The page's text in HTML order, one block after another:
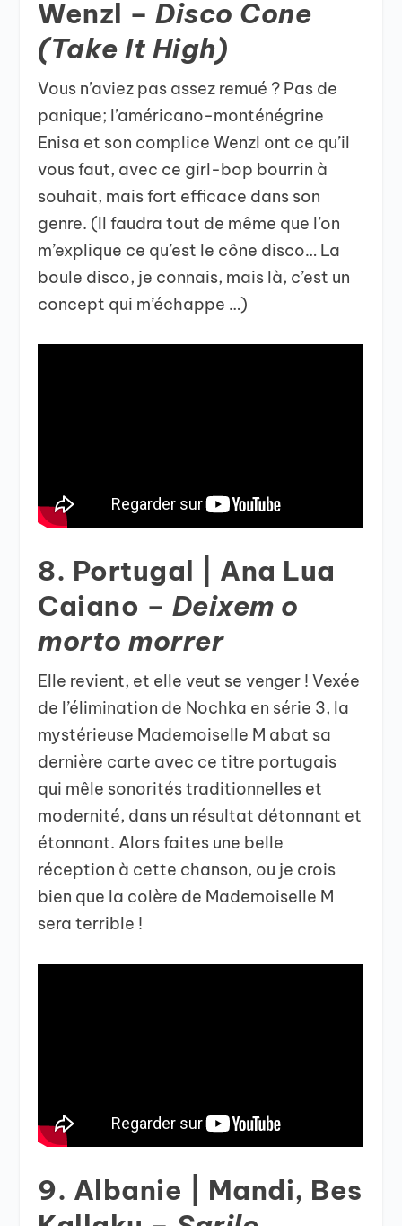
Wenzl –Disco Cone
(Take It High)
Vous n’aviez pas assez remué ? Pas de
panique; l’américano-monténégrine
Enisa et son complice Wenzl ont ce qu’il
vous faut, avec ce girl-bop bourrin à
souhait, mais fort efficace dans son
genre. (Il faudra tout de même que l’on
m’explique ce qu’est le cône disco… La
boule disco, je connais, mais là, c’est un
concept qui m’échappe …)
8. Portugal | Ana Lua
Caiano – Deixem o
morto morrer
Elle revient, et elle veut se venger ! Vexée
de l’élimination de Nochka en série 3, la
mystérieuse Mademoiselle M abat sa
dernière carte avec ce titre portugais
qui mêle sonorités traditionnelles et
modernité, dans un résultat détonnant et
étonnant. Alors faites une belle
réception à cette chanson, ou je crois
bien que la colère de Mademoiselle M
sera terrible !
9. Albanie | Mandi, Bes